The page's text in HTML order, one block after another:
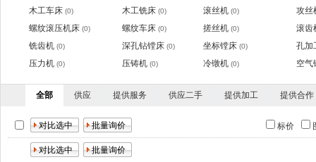
木工车床 (0) 木工铣床 (0) 滚丝机 (0)
攻丝
螺纹滚压机床 (0) 螺纹车床 (0) 搓丝机 (0)
滚齿
铣齿机 (0) 深孔钻镗床 (0) 坐标镗床 (0)
孔加
压力机 (0) 压铸机 (0) 冷镦机 (0) 空气
全部 供应 提供服务 供应二手 提供加工 提供合作
标价